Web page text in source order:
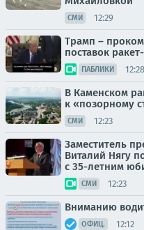
СМИ 12:29
Трамп –
поставок
ПАБЛИКИ 12:28
В Каменском
к «позорному
СМИ 12:23
Заместитель
Виталий Нягу
с 35-летним
СМИ 12:23
Вниманию
ОФИЦ. 12:12